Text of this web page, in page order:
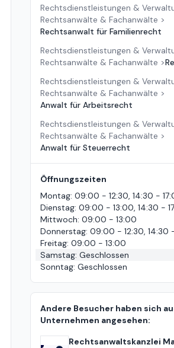
Rechtsdienstleistungen &
Rechtsanwälte & Fachanwälte >
Rechtsanwalt für Familienrecht
Rechtsdienstleistungen &
Rechtsanwälte & Fachanwälte >
Rechtsdienstleistungen &
Rechtsanwälte & Fachanwälte >
Anwalt für Arbeitsrecht
Rechtsdienstleistungen &
Rechtsanwälte & Fachanwälte >
Anwalt für Steuerrecht
Öffnungszeiten
Montag: 09:00 - 12:30, 14:30 -
Dienstag: 09:00 - 13:00, 14:30 -
Mittwoch: 09:00 - 13:00
Donnerstag: 09:00 - 12:30, 14:30
Freitag: 09:00 - 13:00
Samstag: Geschlossen
Sonntag: Geschlossen
Andere Besucher haben sich
Unternehmen angesehen:
Rechtsanwaltskanzlei